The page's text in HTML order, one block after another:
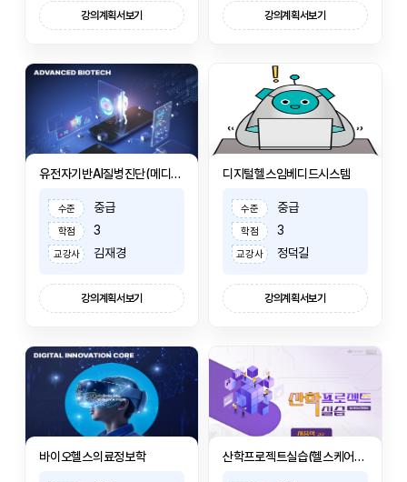
강의계획서보기 강의계획서보기
유전자기반AI질병진단(메디컬지노믹스)
수준 중급
학점 3
교강사 김재경
강의계획서보기
디지털헬스임베디드시스템
수준 중급
학점 3
교강사 정덕길
강의계획서보기
바이오헬스의료정보학 산학프로젝트실습(헬스케어소프트웨어)II